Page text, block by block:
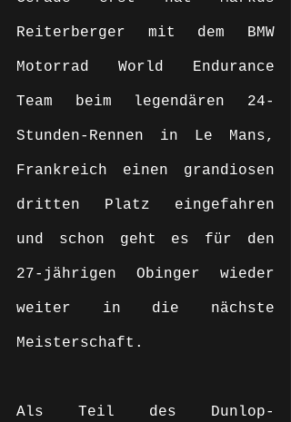
Reiterberger mit dem BMW
Motorrad World Endurance
Team beim legendären 24-
Stunden-Rennen in Le Mans,
Frankreich einen grandiosen
dritten Platz eingefahren
und schon geht es für den
27-jährigen Obinger wieder
weiter in die nächste
Meisterschaft.
Als Teil des Dunlop-